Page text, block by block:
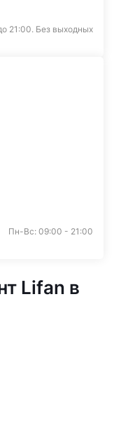
21:00. Без выходных
Пн-Вс: 09:00 - 21:00
Lifan в